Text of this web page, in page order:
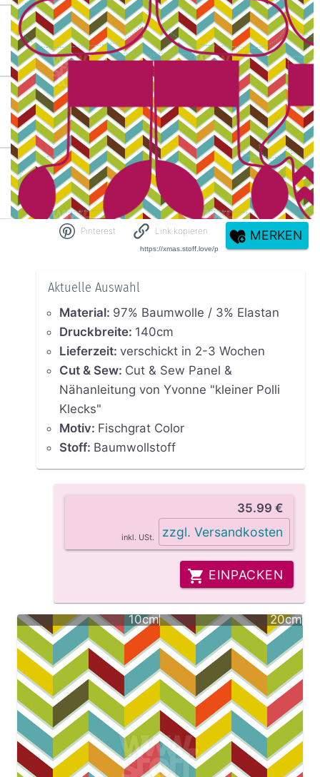
Pinterest Link kopieren MERKEN
Aktuelle Auswahl
Material: 97% Baumwolle / 3% Elastan
Druckbreite: 140cm
Lieferzeit: verschickt in 2-3 Wochen
Cut & Sew: Cut & Sew Panel &
Nähanleitung von Yvonne "kleiner Polli
Klecks"
Motiv: Fischgrat Color
Stoff: Baumwollstoff
35.99 €
inkl. USt. zzgl. Versandkosten
EINPACKEN
10cm 20cm